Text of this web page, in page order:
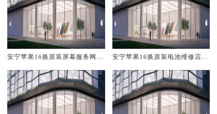
安宁苹果16换原装屏幕服务网点
安宁苹果16换原装电池维修店大